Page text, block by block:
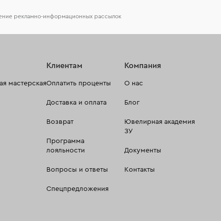
рекламно-информационных рассылок
мастерская
Клиентам
Оплатить проценты
Доставка и оплата
Возврат
Программа
лояльности
Вопросы и ответы
Спецпредложения
Компания
О нас
Блог
Ювелирная академия
ЗУ
Документы
Контакты